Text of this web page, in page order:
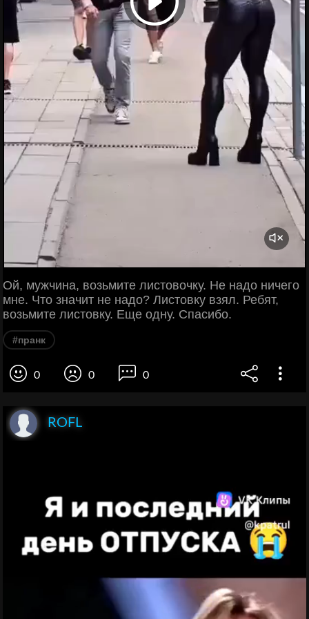
Ой, мужчина, возьмите листовочку. Не надо ничего
мне. Что значит не надо? Листовку взял. Ребят,
возьмите листовку. Еще одну. Спасибо.
#пранк
0 0 0
ROFL